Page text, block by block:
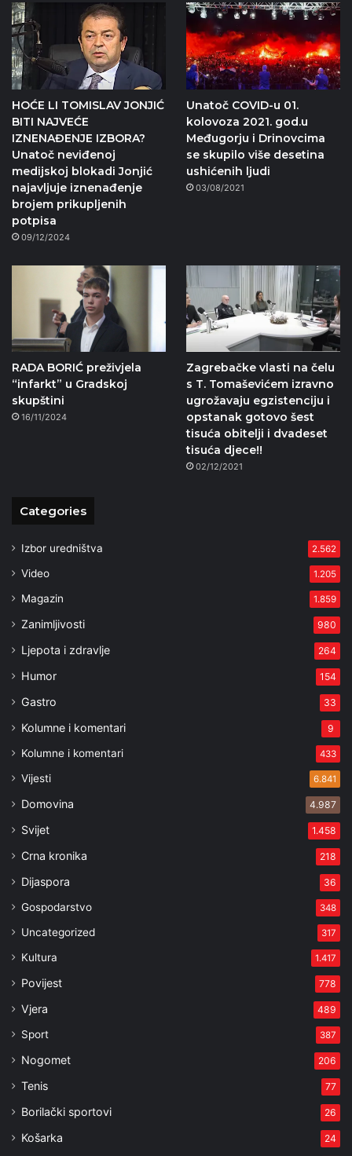
HOĆE LI TOMISLAV JONJIĆ
BITI NAJVEĆE
IZNENAĐENJE IZBORA?
Unatoč neviđenoj
medijskoj blokadi Jonjić
najavljuje iznenađenje
brojem prikupljenih
potpisa
09/12/2024
Unatoč COVID-u 01.
kolovoza 2021. god.u
Međugorju i Drinovcima
se skupilo više desetina
ushićenih ljudi
03/08/2021
RADA BORIĆ preživjela
“infarkt” u Gradskoj
skupštini
16/11/2024
Zagrebačke vlasti na čelu
s T. Tomaševićem izravno
ugrožavaju egzistenciju i
opstanak gotovo šest
tisuća obitelji i dvadeset
tisuća djece!!
02/12/2021
Categories
Izbor uredništva 2.562
Video 1.205
Magazin 1.859
Zanimljivosti 980
Ljepota i zdravlje 264
Humor 154
Gastro 33
Kolumne i komentari 9
Kolumne i komentari 433
Vijesti 6.841
Domovina 4.987
Svijet 1.458
Crna kronika 218
Dijaspora 36
Gospodarstvo 348
Uncategorized 317
Kultura 1.417
Povijest 778
Vjera 489
Sport 387
Nogomet 206
Tenis 77
Borilački sportovi 26
Košarka 24